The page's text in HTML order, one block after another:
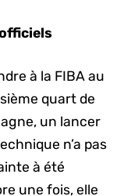
à la FIBA au
quart de
un lancer
n’a pas
à été
une fois, elle